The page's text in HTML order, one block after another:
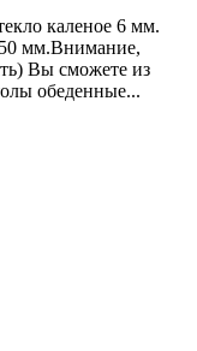
каленое 6 мм.
мм.Внимание,
Вы сможете из
обеденные...